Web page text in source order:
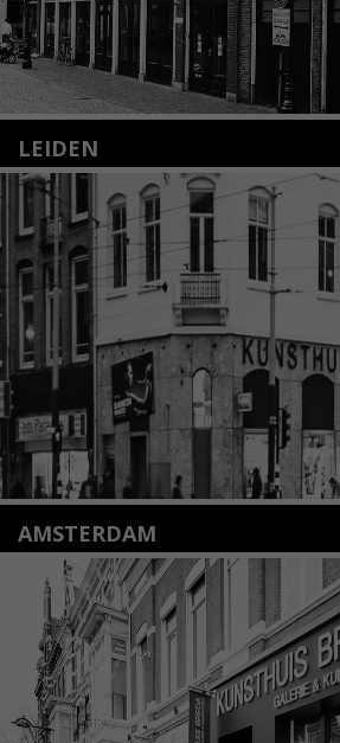
LEIDEN
Nieuwstraat 35
2312 KA Leiden
+31(0)71 – 52 84 480
info@kunsthuisleiden.nl
Lees meer
AMSTERDAM
Amstelveenseweg 135
1075 VX Amsterdam
+31 (0)20 2332546
info@kunsthuisamsterdam.nl
Lees meer